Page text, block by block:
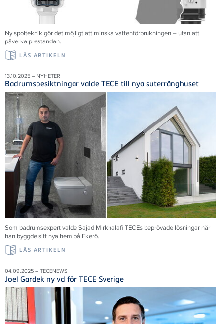
Ny spolteknik gör det möjligt att minska vattenförbrukningen – utan att
påverka prestandan.
LÄS ARTIKELN
13.10.2025 – NYHETER
Badrumsbesiktningar valde TECE till nya suterränghuset
Som badrumsexpert valde Sajad Mirkhalafi TECEs beprövade lösningar när
han byggde sitt nya hem på Ekerö.
LÄS ARTIKELN
04.09.2025 – TECENEWS
Joel Gardek ny vd för TECE Sverige